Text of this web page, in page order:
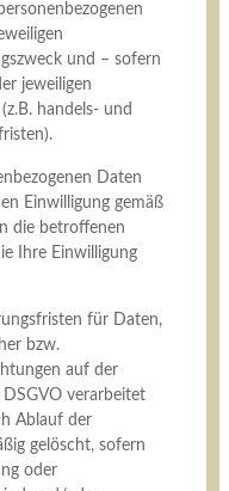
und – sofern
jeweiligen
handels- und
Daten
Einwilligung gemäß
die betroffenen
Ihre Einwilligung
für Daten,
bzw.
auf der
verarbeitet
Ablauf der
gelöscht, sofern
oder